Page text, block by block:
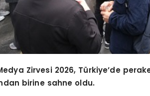
Zirvesi 2026, Türkiye’de
birine sahne oldu.